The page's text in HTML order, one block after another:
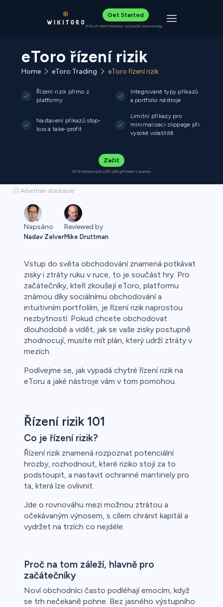
Get Started
61% of retail investor accounts lose money Toggle
eToro řízení rizik
Home eToro Trading eToro řízení rizik
Řízení rizik přímo z
platformy
Integrované typy příkazů
a portfolio nástroje
Nastavení příkazů stop-
loss a take-profit
Limitní příkazy pro
minimalizaci slippage při
vysoké volatilitě
Začít
52 % retailových CFD účtů přichází o peníze.
ⓘ Advertiser disclosure
Napsáno
Nadav Zelver
Reviewed by
Mike Druttman
Vstup do světa obchodování znamená potkávat
zisky i ztráty ruku v ruce, to je součást hry. Pro
začátečníky, kteří zkoušejí eToro, platformu
známou díky sociálnímu obchodování a
intuitivním portfoliím, je řízení rizik naprostou
nezbytností. Pokud chcete obchodovat
dlouhodobě a vidět, jak se vaše zisky postupně
zhodnocují, musíte mít plán, který udrží ztráty v
mezích.
Podívejme se, jak vypadá chytré řízení rizik na
eToru a jaké nástroje vám v tom pomohou.
Řízení rizik 101
Co je řízení rizik?
Řízení rizik znamená rozpoznat potenciální
hrozby, rozhodnout, které riziko stojí za to
podstoupit, a nastavit ochranné mantinely pro
ta, která lze ovlivnit.
Jde o rovnováhu mezi možnou ztrátou a
očekávaným výnosem, s cílem chránit kapitál a
vydržet na trzích co nejdéle.
Proč na tom záleží, hlavně pro
začátečníky
Noví obchodníci často podléhají emocím, když
se trh nečekaně pohne. Bez jasného výstupního
o